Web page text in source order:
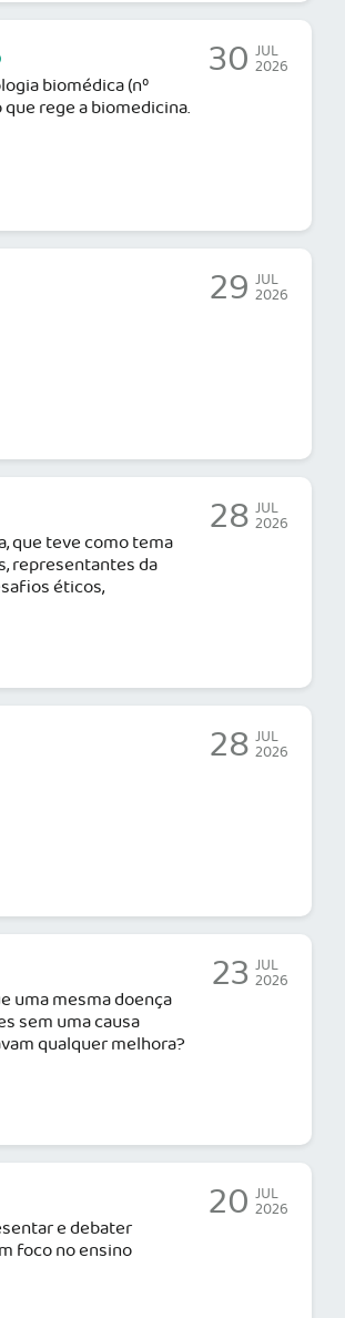
biomédica (nº
rege a biomedicina.
30 JUL
2026
29 JUL
2026
que teve como tema
representantes da
éticos,
28 JUL
2026
28 JUL
2026
uma mesma doença
sem uma causa
qualquer melhora?
23 JUL
2026
e debater
foco no ensino
20 JUL
2026